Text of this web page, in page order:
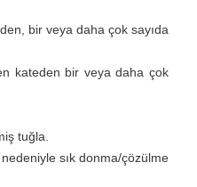
bir veya daha çok sayıda
kateden bir veya daha çok
tuğla.
sık donma/çözülme